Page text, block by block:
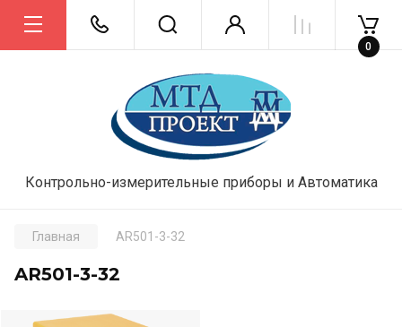
Контрольно-измерительные приборы и Автоматика
0
Главная AR501-3-32
AR501-3-32